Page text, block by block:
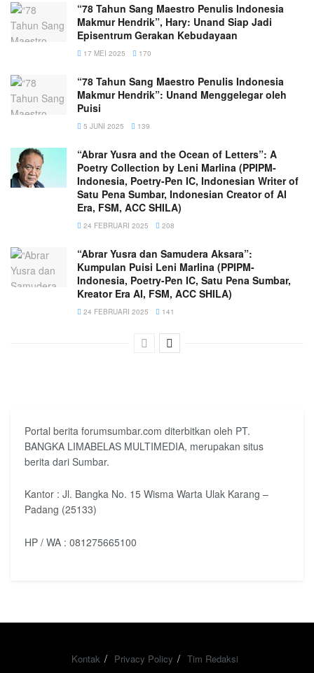
“78 Tahun Sang Maestro Penulis Indonesia
Makmur Hendrik”, Hary: Unand Siap Jadi
Episentrum Gerakan Kebudayaan
17 MEI 2025 170
“78 Tahun Sang Maestro Penulis Indonesia
Makmur Hendrik”: Unand Menggelegar oleh
Puisi
5 JUNI 2025 139
“Abrar Yusra and the Ocean of Letters”: A
Poetry Collection by Leni Marlina (PPIPM-
Indonesia, Poetry-Pen IC, Indonesian Writer of
Satu Pena Sumbar, Indonesian Creator of AI
Era, FSM, ACC SHILA)
24 FEBRUARI 2025 208
“Abrar Yusra dan Samudera Aksara”:
Kumpulan Puisi Leni Marlina (PPIPM-
Indonesia, Poetry-Pen IC, Satu Pena Sumbar,
Kreator Era AI, FSM, ACC SHILA)
24 FEBRUARI 2025 141
Portal berita forumsumbar.com diterbitkan oleh PT.
BANGKA LIMABELAS MULTIMEDIA, merupakan situs
berita dari Sumbar.
Kantor : Jl. Bangka No. 15 Wisma Warta Ulak Karang –
Padang (25133)
HP / WA : 081275665100
Kontak Privacy Policy Tim Redaksi